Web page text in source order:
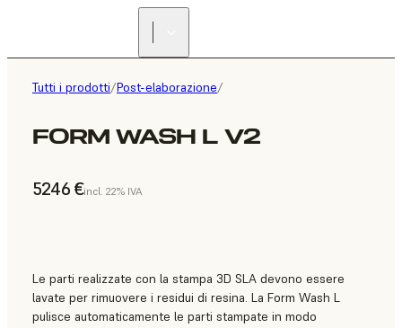
Tutti i prodotti/Post-elaborazione/
FORM WASH L V2
5246 €incl. 22% IVA
Le parti realizzate con la stampa 3D SLA devono essere
lavate per rimuovere i residui di resina. La Form Wash L
pulisce automaticamente le parti stampate in modo